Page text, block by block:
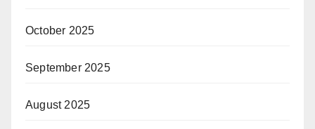
October 2025
September 2025
August 2025